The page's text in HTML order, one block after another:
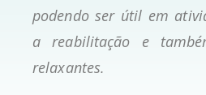
podendo ser útil em
a reabilitação e
relaxantes.